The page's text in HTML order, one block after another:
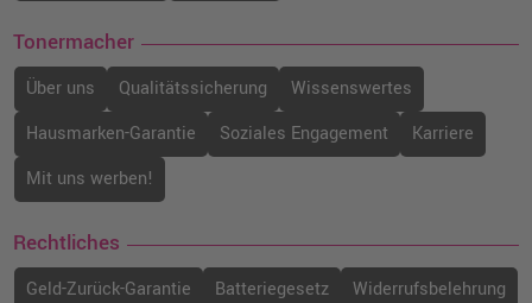
Tonermacher
Über uns Qualitätssicherung
Wissenswertes
Hausmarken-Garantie
Soziales Engagement
Karriere
Mit uns werben!
Rechtliches
Geld-Zurück-Garantie Batteriegesetz
Widerrufsbelehrung